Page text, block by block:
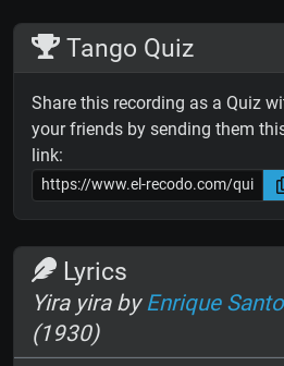
Tango Quiz
Share this recording as a Quiz
your friends by sending them
link:
Lyrics
Yira yira by Enrique
(1930)